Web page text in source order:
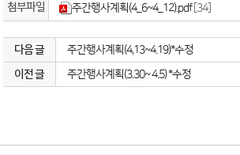
첨부파일 주간행사계획(4_6~4_12).pdf [34]
다음 글
주간행사계획(4,13~4.19)*수정
이전 글
주간행사계획(3.30~ 4.5) *수정